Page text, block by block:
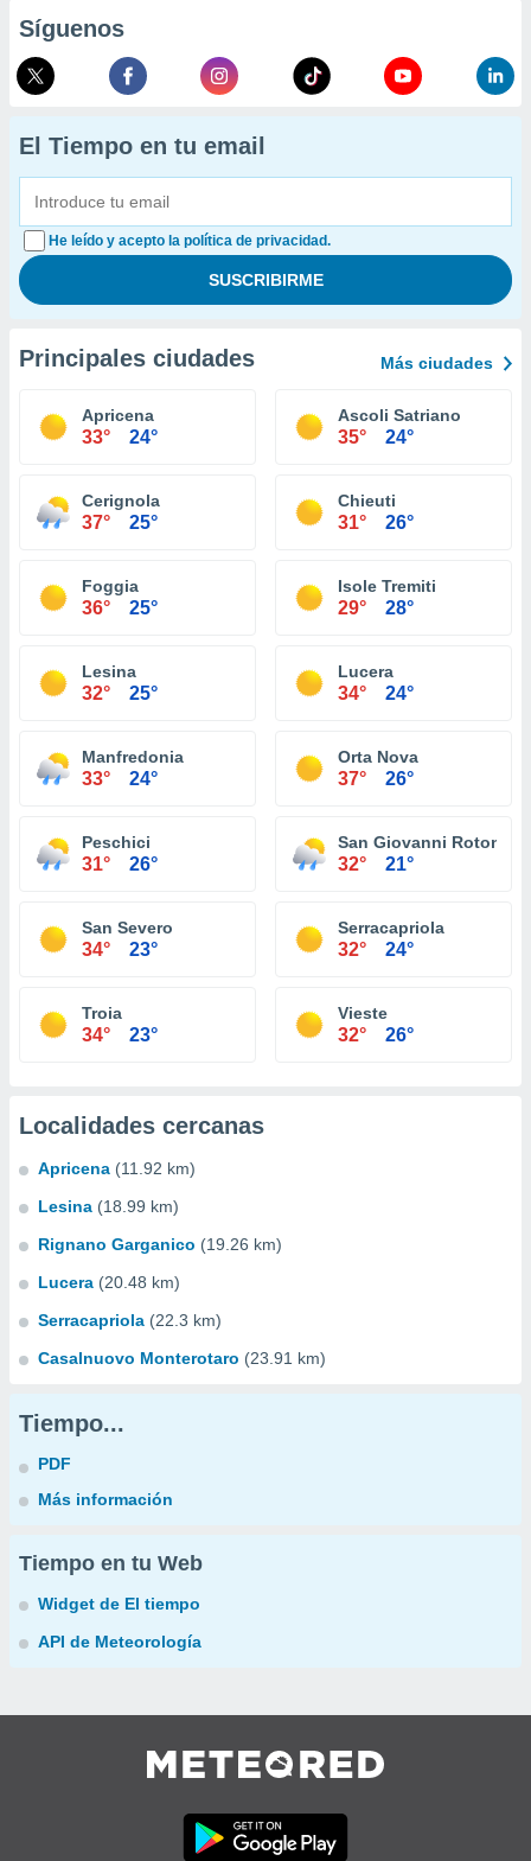
Síguenos
El Tiempo en tu email
He leído y acepto la política de privacidad.
Principales ciudades Más ciudades
Apricena
33° 24°
Ascoli Satriano
35° 24°
Cerignola
37° 25°
Chieuti
31° 26°
Foggia
36° 25°
Isole Tremiti
29° 28°
Lesina
32° 25°
Lucera
34° 24°
Manfredonia
33° 24°
Orta Nova
37° 26°
Peschici
31° 26°
San Giovanni Rotondo
32° 21°
San Severo
34° 23°
Serracapriola
32° 24°
Troia
34° 23°
Vieste
32° 26°
Localidades cercanas
Apricena (11.92 km)
Lesina (18.99 km)
Rignano Garganico (19.26 km)
Lucera (20.48 km)
Serracapriola (22.3 km)
Casalnuovo Monterotaro (23.91 km)
Tiempo...
PDF
Más información
Tiempo en tu Web
Widget de El tiempo
API de Meteorología